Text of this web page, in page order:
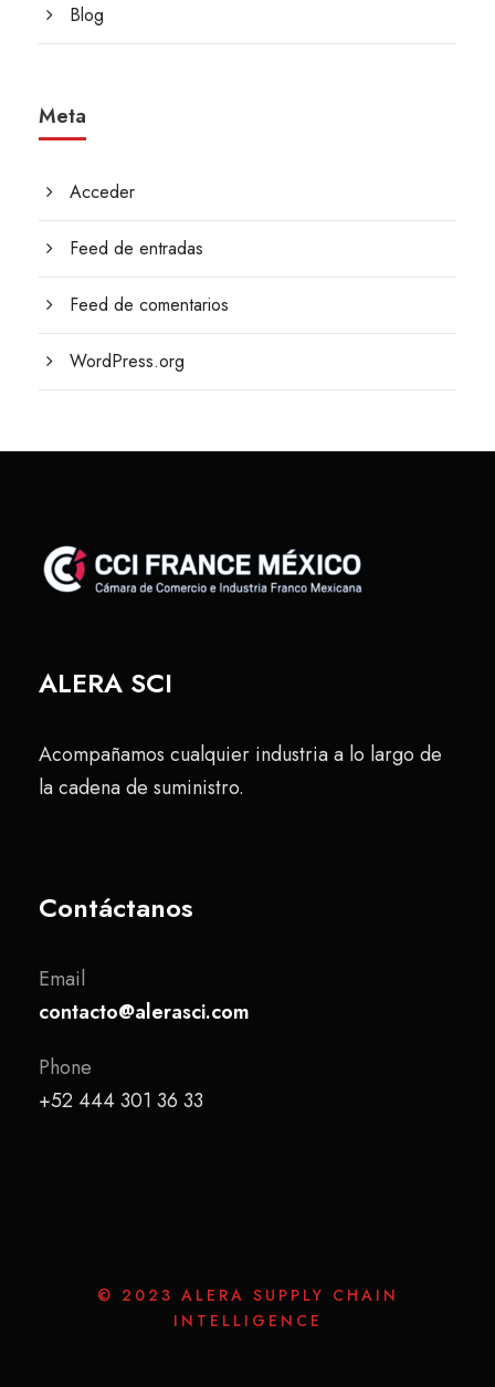
Blog
Meta
Acceder
Feed de entradas
Feed de comentarios
WordPress.org
ALERA SCI
Acompañamos cualquier industria a lo largo de
la cadena de suministro.
Contáctanos
Email
contacto@alerasci.com
Phone
+52 444 301 36 33
© 2023 ALERA SUPPLY CHAIN
INTELLIGENCE